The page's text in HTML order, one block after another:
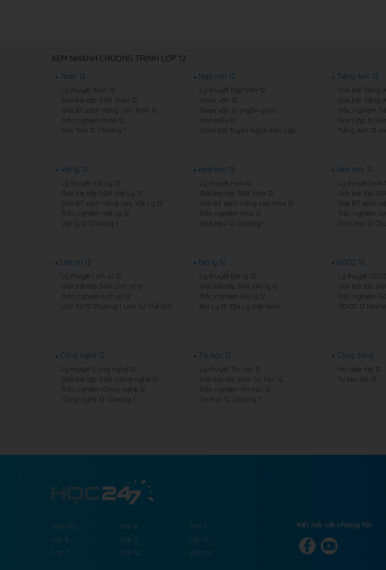
XEM NHANH CHƯƠNG TRÌNH LỚP 12
Toán 12
Lý thuyết Toán 12
Giải bài tập SGK Toán 12
Giải BT sách nâng cao Toán 12
Trắc nghiệm Toán 12
Giải Tích 12 Chương 1
Ngữ văn 12
Lý thuyết Ngữ Văn 12
Soạn văn 12
Soạn văn 12 (ngắn gọn)
Văn mẫu 12
Soạn bài Tuyên Ngôn Độc Lập
Tiếng Anh 12
Giải bài Tiếng
Giải bài Tiếng
Trắc nghiệm
Unit 1 lớp 12
Tiếng Anh 12
Vật lý 12
Lý thuyết Vật Lý 12
Giải bài tập SGK Vật Lý 12
Giải BT sách nâng cao Vật Lý 12
Trắc nghiệm Vật Lý 12
Vật lý 12 Chương 1
Hoá học 12
Lý thuyết Hóa 12
Giải bài tập SGK Hóa 12
Giải BT sách nâng cao Hóa 12
Trắc nghiệm Hóa 12
Hoá Học 12 Chương 1
Sinh học 12
Lý thuyết Sinh
Giải bài tập
Giải BT sách
Trắc nghiệm
Sinh Học 12
Lịch sử 12
Lý thuyết Lịch sử 12
Giải bài tập SGK Lịch sử 12
Trắc nghiệm Lịch sử 12
Lịch Sử 12 Chương 1 Lịch Sử Thế Giới
Địa lý 12
Lý thuyết Địa lý 12
Giải bài tập SGK Địa lý 12
Trắc nghiệm Địa lý 12
Địa Lý 12: Địa Lý Việt Nam
GDCD 12
Lý thuyết
Giải bài tập
Trắc nghiệm
GDCD 12 Học kì
Công nghệ 12
Lý thuyết Công nghệ 12
Giải bài tập SGK Công nghệ 12
Trắc nghiệm Công nghệ 12
Công nghệ 12 Chương 1
Tin học 12
Lý thuyết Tin học 12
Giải bài tập SGK Tin học 12
Trắc nghiệm Tin học 12
Tin học 12 Chương 1
Cộng đồng
Hỏi đáp lớp 12
Tư liệu lớp 12
Tiểu Học Lớp 6
Lớp 7
Lớp 8
Lớp 9
Lớp 10
Lớp 11
Lớp 12 Đại học
Kết nối với chúng tôi